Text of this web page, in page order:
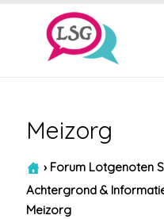
Meizorg
› Forum Lotgenoten
Achtergrond &
Meizorg